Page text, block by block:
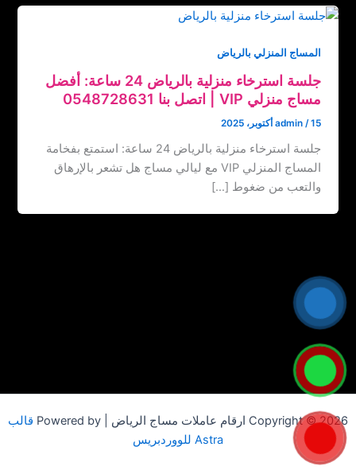
المساج المنزلي بالرياض
جلسة استرخاء منزلية بالرياض 24 ساعة: أفضل
مساج منزلي VIP | اتصل بنا ‏‪0548728631
admin /15 أكتوبر، 2025
جلسة استرخاء منزلية بالرياض 24 ساعة: استمتع بفخامة
المساج المنزلي VIP مع ليالي مساج هل تشعر بالإرهاق
والتعب من ضغوط […]
Copyright © 2026 ارقام عاملات مساج الرياض | Powered by
قالب
Astra للووردبريس